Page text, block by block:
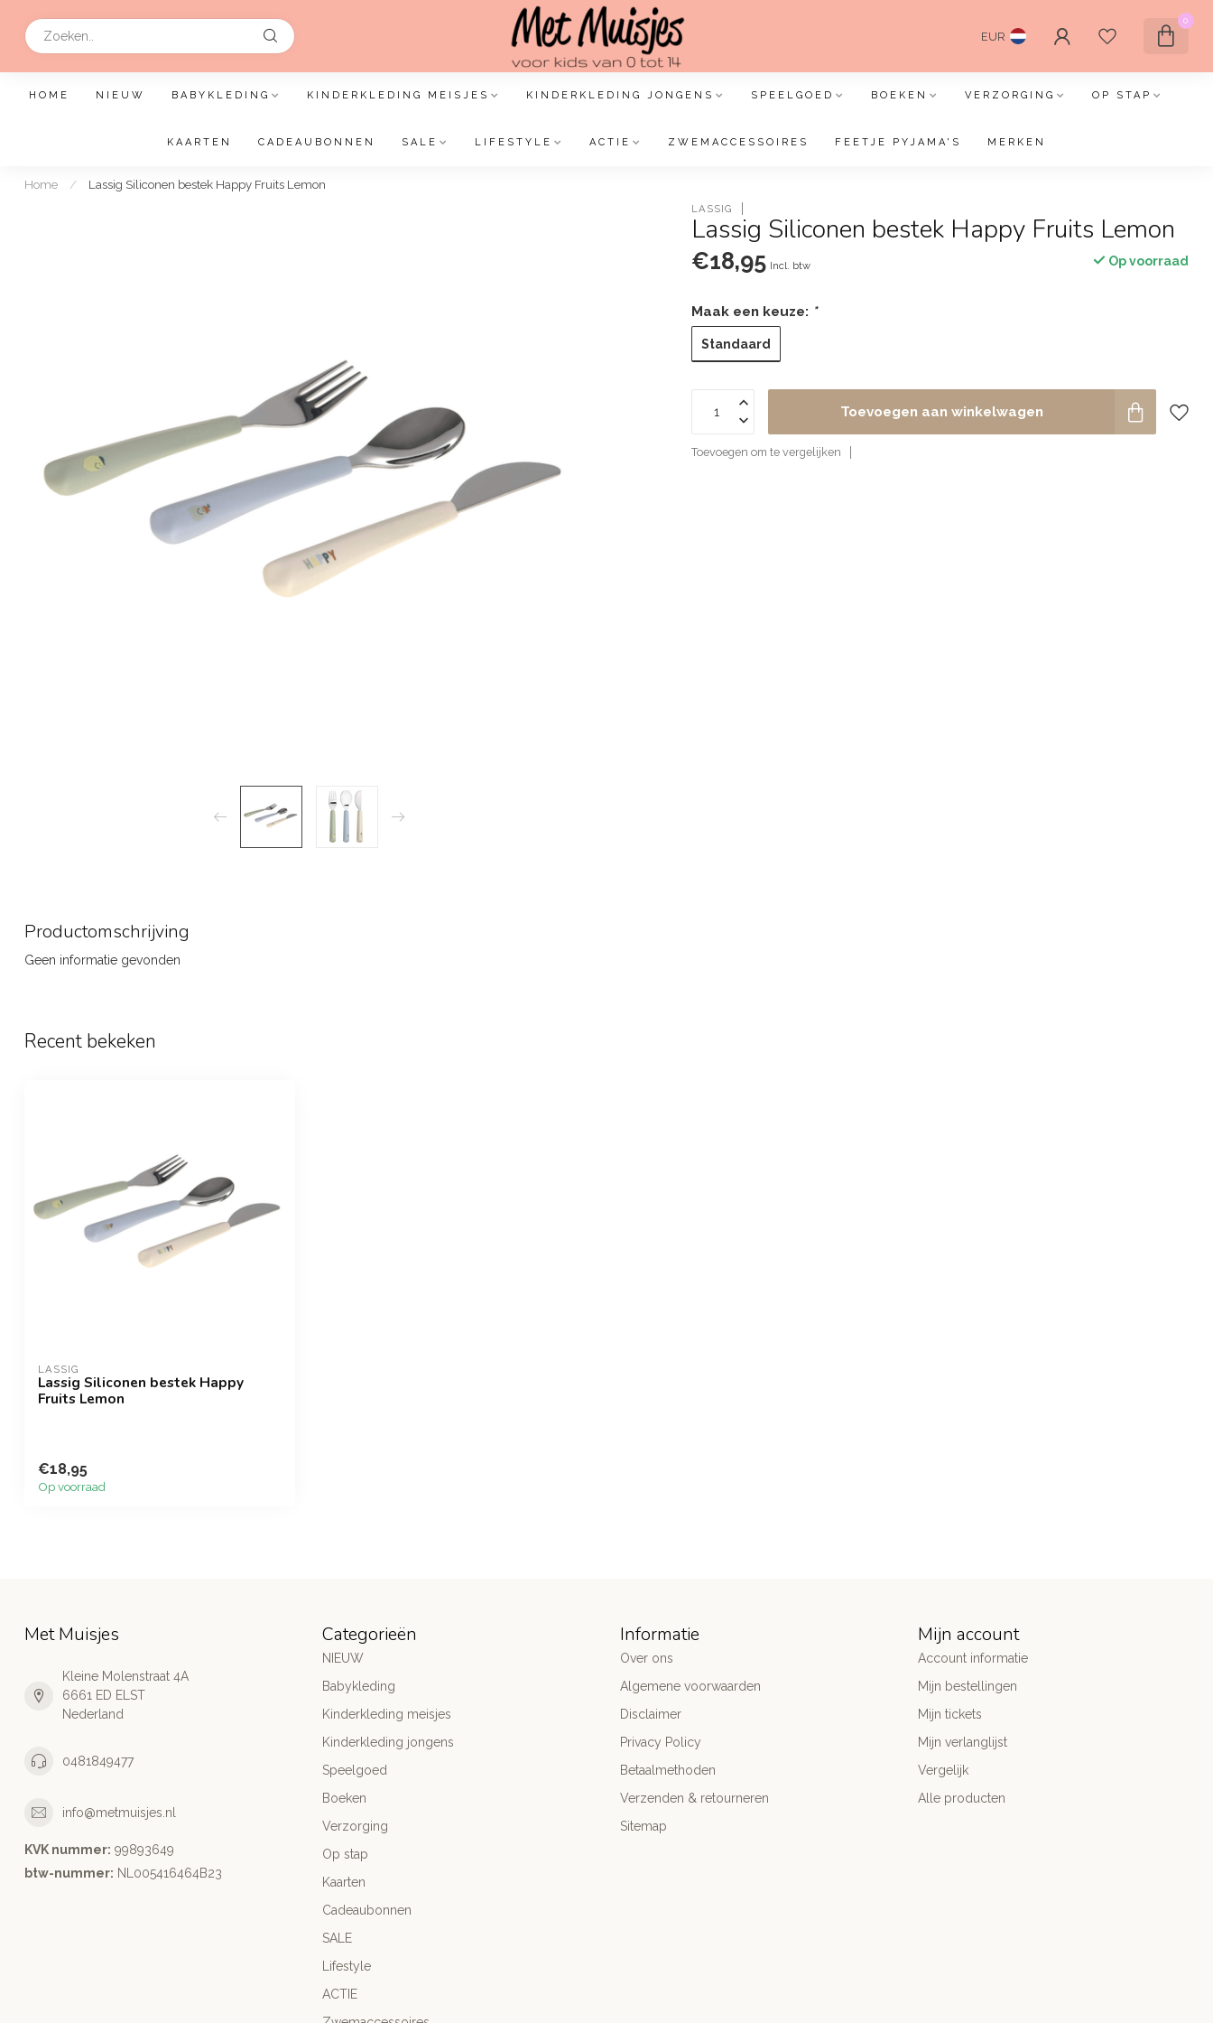
EUR
0
HOME NIEUW BABYKLEDING KINDERKLEDING MEISJES KINDERKLEDING JONGENS SPEELGOED BOEKEN VERZORGING OP STAP
KAARTEN CADEAUBONNEN SALE LIFESTYLE ACTIE ZWEMACCESSOIRES FEETJE PYJAMA'S MERKEN
Home / Lassig Siliconen bestek Happy Fruits Lemon
LASSIG
Lassig Siliconen bestek Happy Fruits Lemon
€18,95 Incl. btw Op voorraad
Maak een keuze: *
Standaard
Toevoegen aan winkelwagen
Toevoegen om te vergelijken
Productomschrijving
Geen informatie gevonden
Recent bekeken
LASSIG
Lassig Siliconen bestek Happy
Fruits Lemon
€18,95
Op voorraad
Met Muisjes
Kleine Molenstraat 4A
6661 ED ELST
Nederland
0481849477
info@metmuisjes.nl
KVK nummer: 99893649
btw-nummer: NL005416464B23
Categorieën
NIEUW
Babykleding
Kinderkleding meisjes
Kinderkleding jongens
Speelgoed
Boeken
Verzorging
Op stap
Kaarten
Cadeaubonnen
SALE
Lifestyle
ACTIE
Informatie
Over ons
Algemene voorwaarden
Disclaimer
Privacy Policy
Betaalmethoden
Verzenden & retourneren
Sitemap
Mijn account
Account informatie
Mijn bestellingen
Mijn tickets
Mijn verlanglijst
Vergelijk
Alle producten